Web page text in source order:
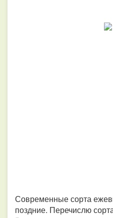
Современные сорта
поздние. Перечислю